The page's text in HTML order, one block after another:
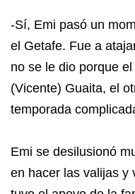
-Sí, Emi pasó un
el Getafe. Fue a
no se le dio porque
(Vicente) Guaita, el
temporada
Emi se desilusionó
en hacer las valijas y